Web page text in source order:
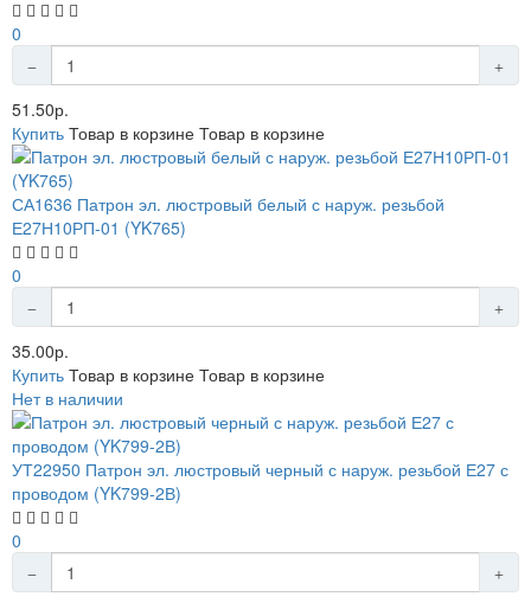
0
51.50р.
Купить Товар в корзине Товар в корзине
СА1636 Патрон эл. люстровый белый с наруж. резьбой
Е27Н10РП-01 (YK765)
0
35.00р.
Купить Товар в корзине Товар в корзине
Нет в наличии
УТ22950 Патрон эл. люстровый черный с наруж. резьбой Е27 с
проводом (YK799-2В)
0